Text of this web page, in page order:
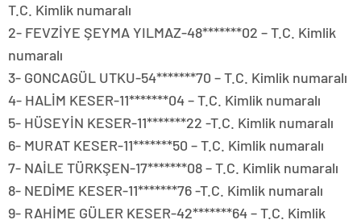
T.C. Kimlik numaralı
2- FEVZİYE ŞEYMA YILMAZ-48*******02 – T.C. Kimlik
numaralı
3- GONCAGÜL UTKU-54*******70 – T.C. Kimlik numaralı
4- HALİM KESER-11*******04 – T.C. Kimlik numaralı
5- HÜSEYİN KESER-11*******22 -T.C. Kimlik numaralı
6- MURAT KESER-11*******50 – T.C. Kimlik numaralı
7- NAİLE TÜRKŞEN-17*******08 – T.C. Kimlik numaralı
8- NEDİME KESER-11*******76 -T.C. Kimlik numaralı
9- RAHİME GÜLER KESER-42*******64 – T.C. Kimlik